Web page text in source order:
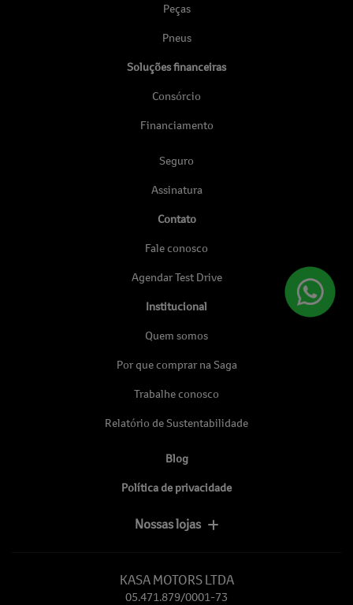
Peças
Pneus
Soluções financeiras
Consórcio
Financiamento
Seguro
Assinatura
Contato
Fale conosco
Agendar Test Drive
Institucional
Quem somos
Por que comprar na Saga
Trabalhe conosco
Relatório de Sustentabilidade
Blog
Política de privacidade
Nossas lojas
KASA MOTORS LTDA
05.471.879/0001-73